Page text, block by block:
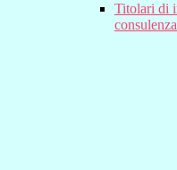
Titolari di
consulenza